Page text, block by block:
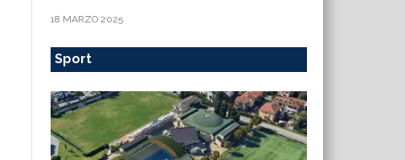
18 MARZO 2025
Sport